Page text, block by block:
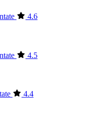
4.6
4.5
4.4